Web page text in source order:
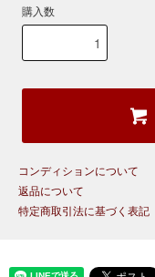
購入数
コンディションについて
返品について
特定商取引法に基づく表記